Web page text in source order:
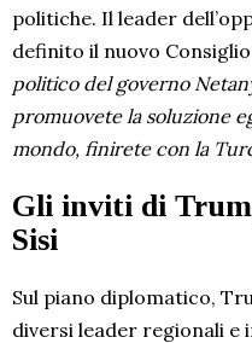
politiche. Il leader
definito il nuovo Consiglio
politico del governo
promuovete la soluzione
mondo, finirete con la
Gli inviti di
Sisi
Sul piano diplomatico,
diversi leader regionali e